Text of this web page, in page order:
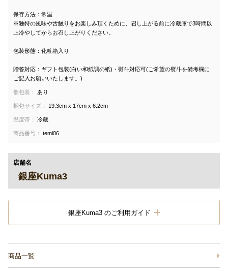
保存方法：常温
※独特の風味や舌触りをお楽しみ頂くために、召し上がる前に冷蔵庫で3時間以
上冷やしてからお召し上がりください。
包装形態：化粧箱入り
贈答対応：ギフト包装(白い和紙調の紙)・熨斗対応可(ご希望の熨斗を備考欄に
ご記入お願いいたします。)
個包装： あり
梱包サイズ： 19.3cm x 17cm x 6.2cm
温度帯： 冷蔵
商品番号： temi06
店舗名
銀座Kuma3
銀座Kuma3 のご利用ガイド
商品一覧